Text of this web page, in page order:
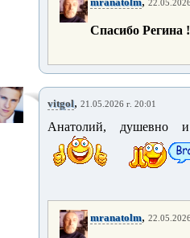
Спасибо
vitgol, 21.05.2026 г. 20:01
Анатолий, душевно
mranatolm,